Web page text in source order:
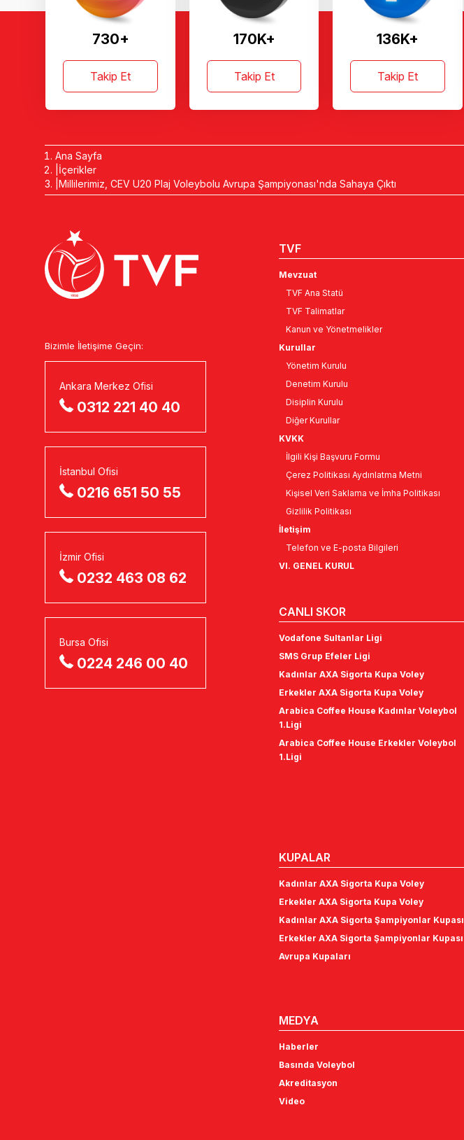
730+
Takip Et
170K+
Takip Et
136K+
Takip Et
Ana Sayfa
İçerikler
Millilerimiz, CEV U20 Plaj Voleybolu Avrupa Şampiyonası'nda Sahaya Çıktı
Bizimle İletişime Geçin:
Ankara Merkez Ofisi
0312 221 40 40
İstanbul Ofisi
0216 651 50 55
İzmir Ofisi
0232 463 08 62
Bursa Ofisi
0224 246 00 40
TVF
Mevzuat
TVF Ana Statü
TVF Talimatlar
Kanun ve Yönetmelikler
Kurullar
Yönetim Kurulu
Denetim Kurulu
Disiplin Kurulu
Diğer Kurullar
KVKK
İlgili Kişi Başvuru Formu
Çerez Politikası Aydınlatma Metni
Kişisel Veri Saklama ve İmha Politikası
Gizlilik Politikası
İletişim
Telefon ve E-posta Bilgileri
VI. GENEL KURUL
CANLI SKOR
Vodafone Sultanlar Ligi
SMS Grup Efeler Ligi
Kadınlar AXA Sigorta Kupa Voley
Erkekler AXA Sigorta Kupa Voley
Arabica Coffee House Kadınlar Voleybol
1.Ligi
Arabica Coffee House Erkekler Voleybol
1.Ligi
KUPALAR
Kadınlar AXA Sigorta Kupa Voley
Erkekler AXA Sigorta Kupa Voley
Kadınlar AXA Sigorta Şampiyonlar Kupası
Erkekler AXA Sigorta Şampiyonlar Kupası
Avrupa Kupaları
MEDYA
Haberler
Basında Voleybol
Akreditasyon
Video